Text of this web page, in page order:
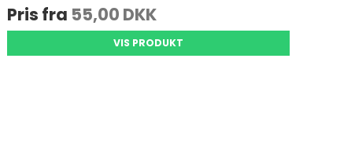
Pris fra 55,00 DKK
VIS PRODUKT